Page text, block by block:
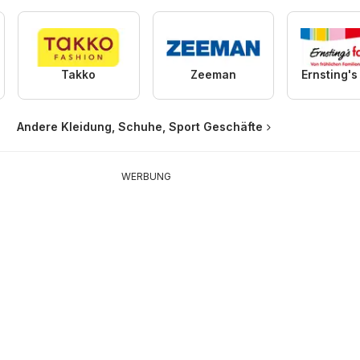
Takko Zeeman
Andere Kleidung, Schuhe, Sport Geschäfte
WERBUNG